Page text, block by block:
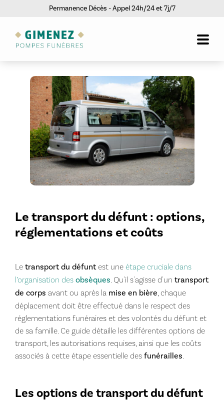
Permanence Décès - Appel 24h/24 et 7j/7
Le transport du défunt : options,
réglementations et coûts
Le transport du défuntest uneétape cruciale dans
l’organisation des obsèques . Qu'il s'agisse d'un transport
de corps avant ou après la mise en bière , chaque
déplacement doit être effectué dans le respect des
réglementations funéraires et des volontés du défunt et
de sa famille. Ce guide détaille les différentes options de
transport, les autorisations requises, ainsi que les coûts
associés à cette étape essentielle des funérailles
Les options de transport du défunt